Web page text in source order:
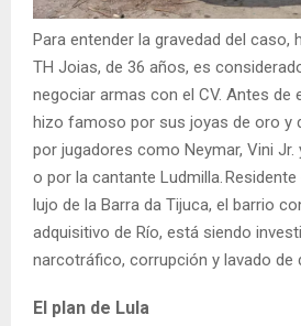
Para entender la gravedad del caso,
TH Joias, de 36 años, es
negociar armas con el CV. Antes de
hizo famoso por sus joyas de oro y
por jugadores como Neymar, Vini
o por la cantante Ludmilla.
lujo de la Barra da Tijuca, el barrio
adquisitivo de Río, está siendo
narcotráfico, corrupción y lavado de
El plan de Lula